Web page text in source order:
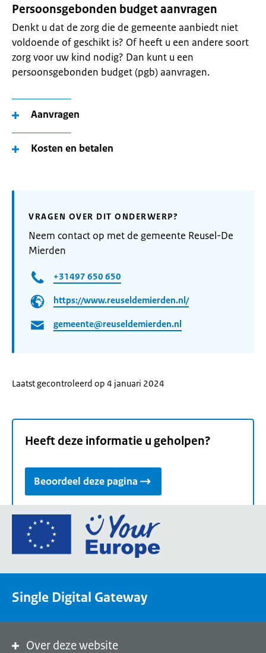
Persoonsgebonden budget aanvragen
Denkt u dat de zorg die de gemeente aanbiedt niet
voldoende of geschikt is? Of heeft u een andere soort
zorg voor uw kind nodig? Dan kunt u een
persoonsgebonden budget (pgb) aanvragen.
Aanvragen
Kosten en betalen
VRAGEN OVER DIT ONDERWERP?
Neem contact op met de gemeente Reusel-De
Mierden
+31497 650 650
https://www.reuseldemierden.nl/
gemeente@reuseldemierden.nl
Laatst gecontroleerd op 4 januari 2024
Heeft deze informatie u geholpen?
Beoordeel deze pagina
Ga
de
een
Single Digital Gateway
Over deze website